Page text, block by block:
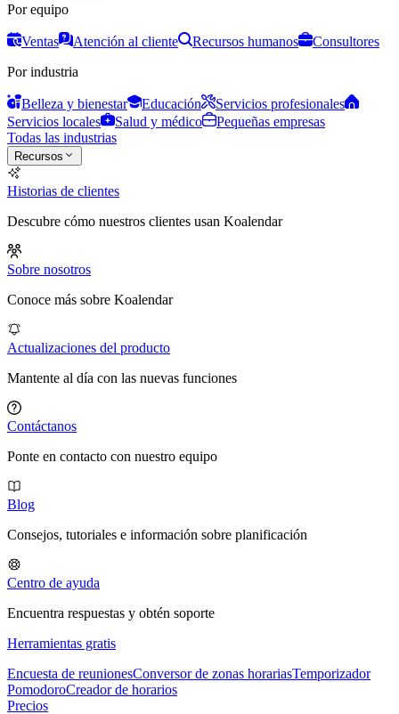
Por equipo
Ventas Atención al cliente Recursos humanos
Consultores
Por industria
Belleza y bienestar Educación
Servicios profesionales
Servicios locales
Salud y médico
Pequeñas empresas
Todas las industrias
Recursos
Historias de clientes
Descubre cómo nuestros clientes usan Koalendar
Sobre nosotros
Conoce más sobre Koalendar
Actualizaciones del producto
Mantente al día con las nuevas funciones
Contáctanos
Ponte en contacto con nuestro equipo
Blog
Consejos, tutoriales e información sobre planificación
Centro de ayuda
Encuentra respuestas y obtén soporte
Herramientas gratis
Encuesta de reunionesConversor de zonas horariasTemporizador
PomodoroCreador de horarios
Precios